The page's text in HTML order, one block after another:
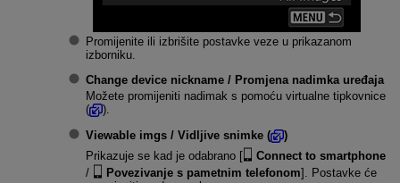
Promijenite ili izbrišite postavke veze u prikazanom
izborniku.
Change device nickname / Promjena nadimka uređaja
Možete promijeniti nadimak s pomoću virtualne tipkovnice
(
).
Viewable imgs / Vidljive snimke(
)
Prikazuje se kad je odabrano [
Connect to smartphone
/
Povezivanje s pametnim telefonom]. Postavke će